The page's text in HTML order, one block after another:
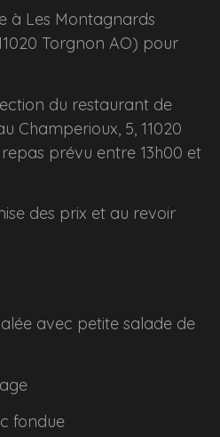
à Les Montagnards
Torgnon AO) pour
du restaurant de
Champerioux, 5, 11020
prévu entre 13h00 et
des prix et au revoir
avec petite salade de
fondue